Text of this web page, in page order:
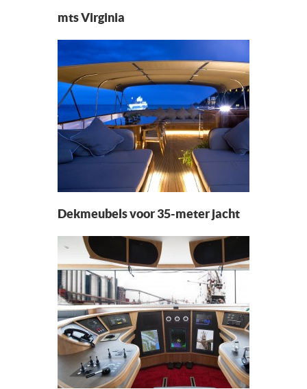
mts Virginia
Dekmeubels voor 35-meter jacht